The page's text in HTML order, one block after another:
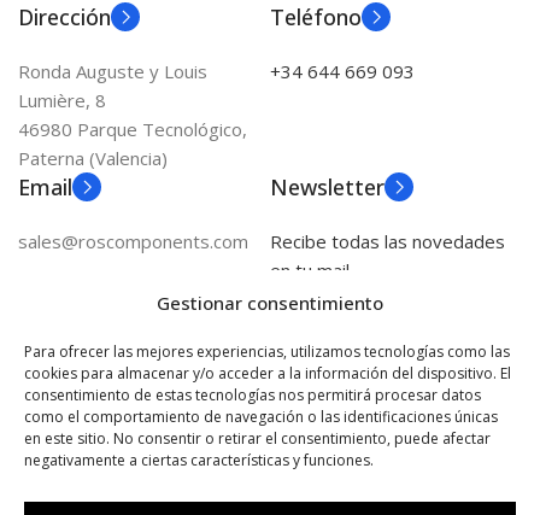
Gestionar consentimiento
Para ofrecer las mejores experiencias, utilizamos tecnologías como las
cookies para almacenar y/o acceder a la información del dispositivo. El
consentimiento de estas tecnologías nos permitirá procesar datos
como el comportamiento de navegación o las identificaciones únicas
en este sitio. No consentir o retirar el consentimiento, puede afectar
negativamente a ciertas características y funciones.
Dirección
Ronda Auguste y Louis
Lumière, 8
46980 Parque Tecnológico,
Paterna (Valencia)
Teléfono
+34 644 669 093
Email
sales@roscomponents.com
Newsletter
Recibe todas las novedades
en tu mail